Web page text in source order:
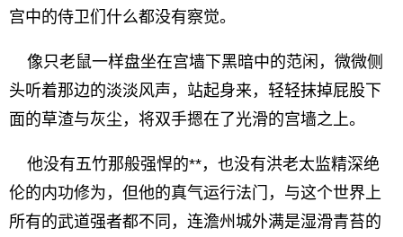
宫中的侍卫们什么都没有察觉。
像只老鼠一样盘坐在宫墙下黑暗中的范闲，微微侧
头听着那边的淡淡风声，站起身来，轻轻抹掉屁股下
面的草渣与灰尘，将双手摁在了光滑的宫墙之上。
他没有五竹那般强悍的**，也没有洪老太监精深绝
伦的内功修为，但他的真气运行法门，与这个世界上
所有的武道强者都不同，连澹州城外满是湿滑青苔的